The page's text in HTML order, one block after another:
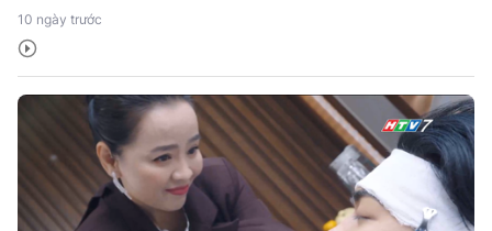
10 ngày trước